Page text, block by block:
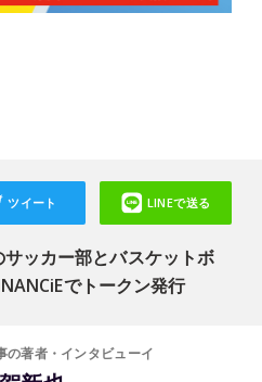
ッカー部とバスケットボ
でトークン発行
ツイート LINEで送る
の著者・インタビューイ